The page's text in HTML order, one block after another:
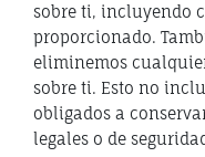
sobre ti, incluyendo
proporcionado.
eliminemos
sobre ti. Esto no
obligados a
legales o de